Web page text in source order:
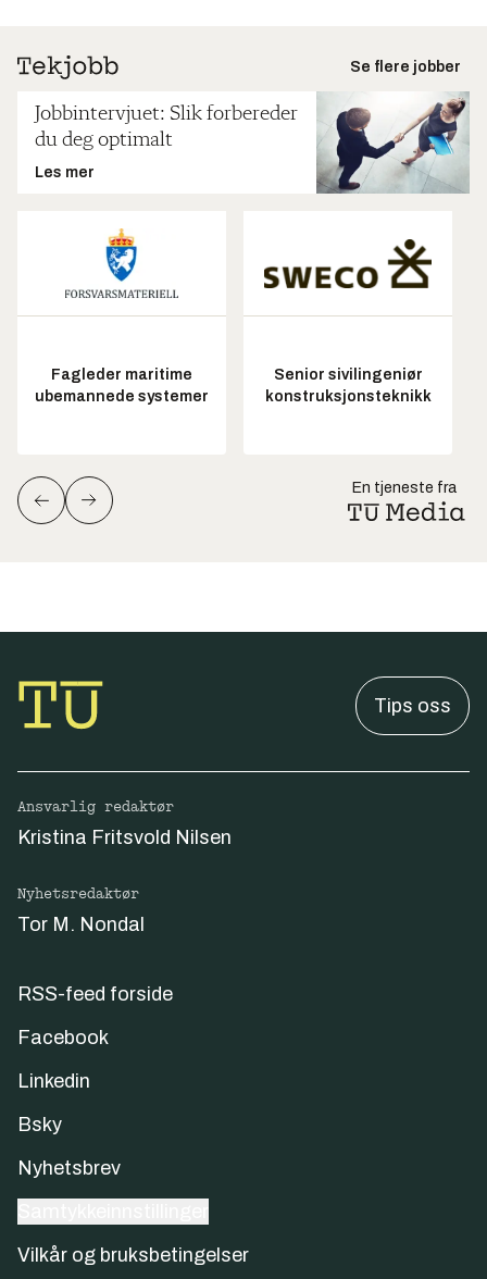
Se flere jobber
Jobbintervjuet: Slik forbereder
du deg optimalt
Les mer
Fagleder maritime
ubemannede systemer
Senior sivilingeniør
konstruksjonsteknikk
En tjeneste fra
Tips oss
Ansvarlig redaktør
Kristina Fritsvold Nilsen
Nyhetsredaktør
Tor M. Nondal
RSS-feed forside
Facebook
Linkedin
Bsky
Nyhetsbrev
Vilkår og bruksbetingelser